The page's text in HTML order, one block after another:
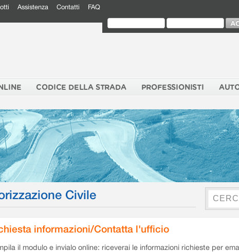
Assistenza Contatti FAQ
CODICE DELLA STRADA PROFESSIONISTI
Civile
informazioni/Contatta l'ufficio
il modulo e invialo online: riceverai le informazioni richieste per